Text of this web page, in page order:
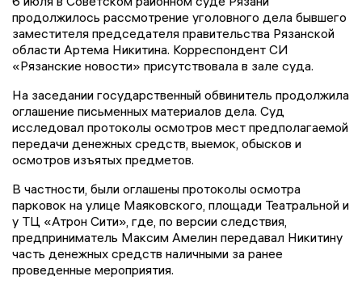
продолжилось рассмотрение уголовного дела бывшего
заместителя председателя правительства Рязанской
области Артема Никитина. Корреспондент СИ
«Рязанские новости» присутствовала в зале суда.
На заседании государственный обвинитель продолжила
оглашение письменных материалов дела. Суд
исследовал протоколы осмотров мест предполагаемой
передачи денежных средств, выемок, обысков и
осмотров изъятых предметов.
В частности, были оглашены протоколы осмотра
парковок на улице Маяковского, площади Театральной и
у ТЦ «Атрон Сити», где, по версии следствия,
предприниматель Максим Амелин передавал Никитину
часть денежных средств наличными за ранее
проведенные мероприятия.